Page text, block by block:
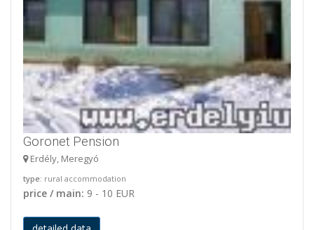
Goronet Pension
Erdély, Meregyó
type: rural accommodation
price / main: 9 - 10 EUR